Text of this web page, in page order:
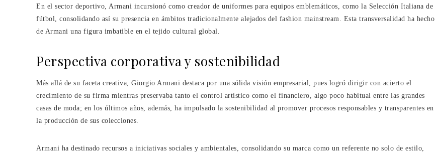
En el sector deportivo, Armani incursionó como creador de uniformes para equipos emblemáticos, como la Selección Italiana de
fútbol, consolidando así su presencia en ámbitos tradicionalmente alejados del fashion mainstream. Esta transversalidad ha hecho
de Armani una figura imbatible en el tejido cultural global.
Perspectiva corporativa y sostenibilidad
Más allá de su faceta creativa, Giorgio Armani destaca por una sólida visión empresarial, pues logró dirigir con acierto el
crecimiento de su firma mientras preservaba tanto el control artístico como el financiero, algo poco habitual entre las grandes
casas de moda; en los últimos años, además, ha impulsado la sostenibilidad al promover procesos responsables y transparentes en
la producción de sus colecciones.
Armani ha destinado recursos a iniciativas sociales y ambientales, consolidando su marca como un referente no solo de estilo,